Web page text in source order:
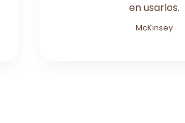
en usarlos.
McKinsey